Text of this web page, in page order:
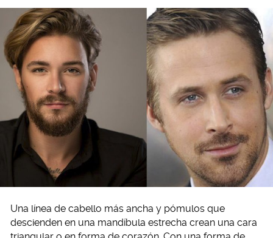
Una línea de cabello más ancha y pómulos que
descienden en una mandíbula estrecha crean una cara